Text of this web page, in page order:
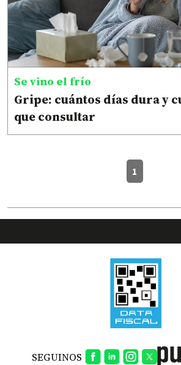
Se vino el frío
Gripe: cuántos días dura y
que consultar
1
SEGUINOS